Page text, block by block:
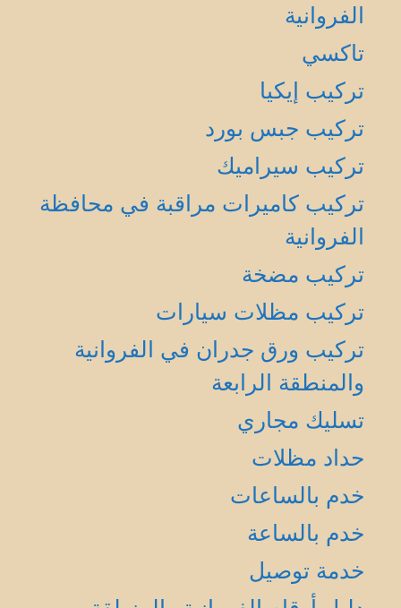
الفروانية
تاكسي
تركيب إيكيا
تركيب جبس بورد
تركيب سيراميك
تركيب كاميرات مراقبة في محافظة
الفروانية
تركيب مضخة
تركيب مظلات سيارات
تركيب ورق جدران في الفروانية
والمنطقة الرابعة
تسليك مجاري
حداد مظلات
خدم بالساعات
خدم بالساعة
خدمة توصيل